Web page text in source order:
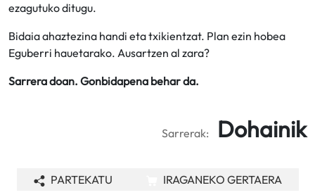
ezagutuko ditugu.
Bidaia ahaztezina handi eta txikientzat. Plan ezin hobea
Eguberri hauetarako. Ausartzen al zara?
Sarrera doan. Gonbidapena behar da.
Sarrerak: Dohainik
PARTEKATU IRAGANEKO GERTAERA